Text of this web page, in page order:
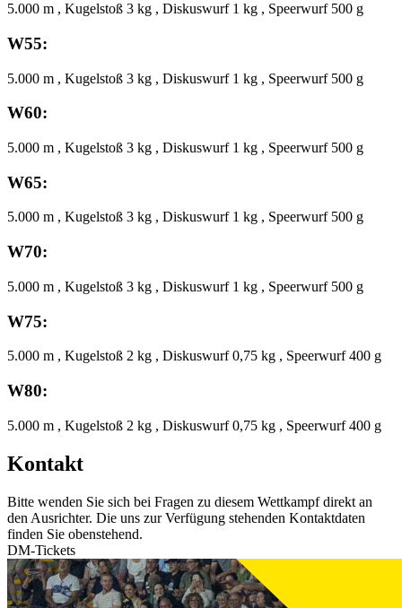
5.000 m , Kugelstoß 3 kg , Diskuswurf 1 kg , Speerwurf 500 g
W55:
5.000 m , Kugelstoß 3 kg , Diskuswurf 1 kg , Speerwurf 500 g
W60:
5.000 m , Kugelstoß 3 kg , Diskuswurf 1 kg , Speerwurf 500 g
W65:
5.000 m , Kugelstoß 3 kg , Diskuswurf 1 kg , Speerwurf 500 g
W70:
5.000 m , Kugelstoß 3 kg , Diskuswurf 1 kg , Speerwurf 500 g
W75:
5.000 m , Kugelstoß 2 kg , Diskuswurf 0,75 kg , Speerwurf 400 g
W80:
5.000 m , Kugelstoß 2 kg , Diskuswurf 0,75 kg , Speerwurf 400 g
Kontakt
Bitte wenden Sie sich bei Fragen zu diesem Wettkampf direkt an
den Ausrichter. Die uns zur Verfügung stehenden Kontaktdaten
finden Sie obenstehend.
DM-Tickets